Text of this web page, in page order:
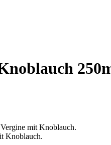
mit Knoblauch.
Knoblauch.